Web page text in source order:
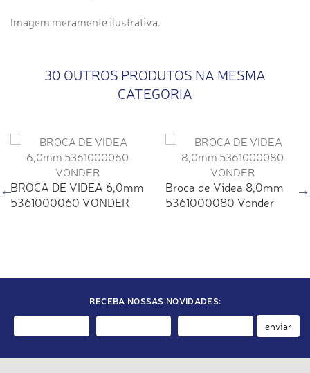
Imagem meramente ilustrativa.
30 OUTROS PRODUTOS NA MESMA
CATEGORIA
BROCA DE VIDEA 6,0mm
5361000060 VONDER
Broca de Videa 8,0mm
5361000080 Vonder
RECEBA NOSSAS NOVIDADES:
enviar